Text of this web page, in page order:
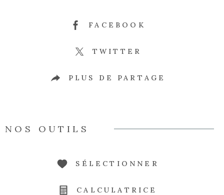
FACEBOOK
TWITTER
PLUS DE PARTAGE
NOS OUTILS
SÉLECTIONNER
CALCULATRICE